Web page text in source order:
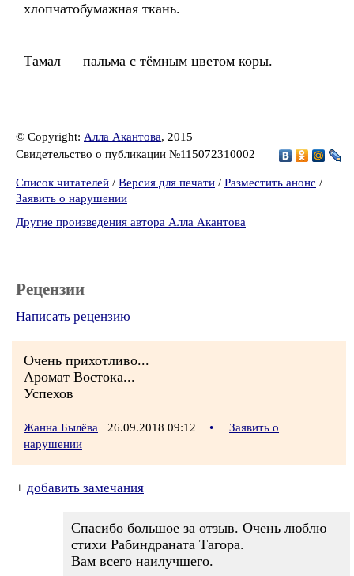
хлопчатобумажная ткань.
Тамал — пальма с тёмным цветом коры.
© Copyright: Алла Акантова, 2015
Свидетельство о публикации №115072310002
Список читателей / Версия для печати / Разместить анонс /
Заявить о нарушении
Другие произведения автора Алла Акантова
Рецензии
Написать рецензию
Очень прихотливо...
Аромат Востока...
Успехов
Жанна Былёва 26.09.2018 09:12 •
Заявить о
нарушении
+ добавить замечания
Спасибо большое за отзыв. Очень люблю
стихи Рабиндраната Тагора.
Вам всего наилучшего.